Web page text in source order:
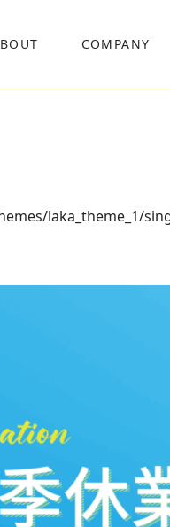
COMPANY
laka_theme_1/